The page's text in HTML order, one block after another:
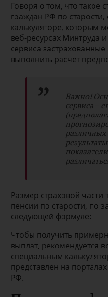
Говоря о том, что такое
граждан РФ по старости,
калькуляторе, которым
веб-ресурсах Минтруда
сервиса
выполнить расчет
Важно!
сервиса –
различных
Размер страховой части
пенсии по старости, по
следующей формуле:
Чтобы получить
выплат, рекомендуется
специальным
представлен на
РФ.